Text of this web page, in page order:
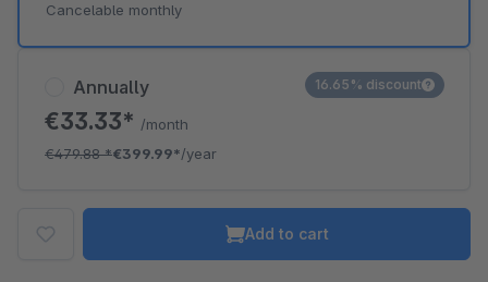
Annually
€33.33* /month
€479.88*€399.99*/year
16.65% discount
Cancelable monthly
Add to cart